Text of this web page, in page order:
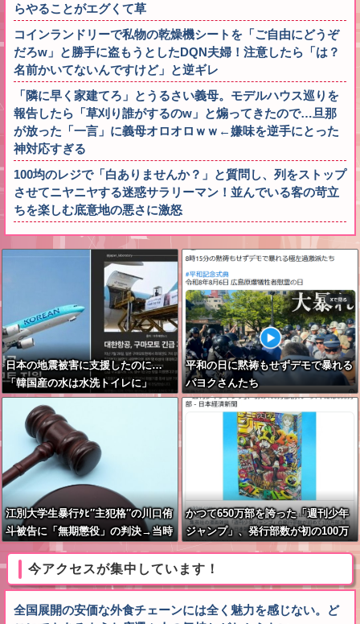
らやることがエグくて草
コインランドリーで私物の乾燥機シートを「ご自由にどうぞ
だろw」と勝手に盗もうとしたDQN夫婦！注意したら「は？
名前かいてないんですけど」と逆ギレ
「隣に早く家建てろ」とうるさい義母。モデルハウス巡りを
報告したら「草刈り誰がするのw」と煽ってきたので…旦那
が放った「一言」に義母オロオロｗｗ←嫌味を逆手にとった
神対応すぎる
100均のレジで「白ありませんか？」と質問し、列をストップ
させてニヤニヤする迷惑サラリーマン！並んでいる客の苛立
ちを楽しむ底意地の悪さに激怒
日本の地震被害に支援したのに…
「韓国産の水は水洗トイレに」
平和の日に黙祷もせずデモで暴れる
パヨクさんたち
江別大学生暴行ﾀﾋ″主犯格″の川口侑
斗被告に「無期懲役」の判決→当時
17歳少年に「懲役30年」の判決
かつて650万部を誇った「週刊少年
ジャンプ」、発行部数が初の100万
部割れ
今アクセスが集中しています！
全国展開の安価な外食チェーンには全く魅力を感じない。ど